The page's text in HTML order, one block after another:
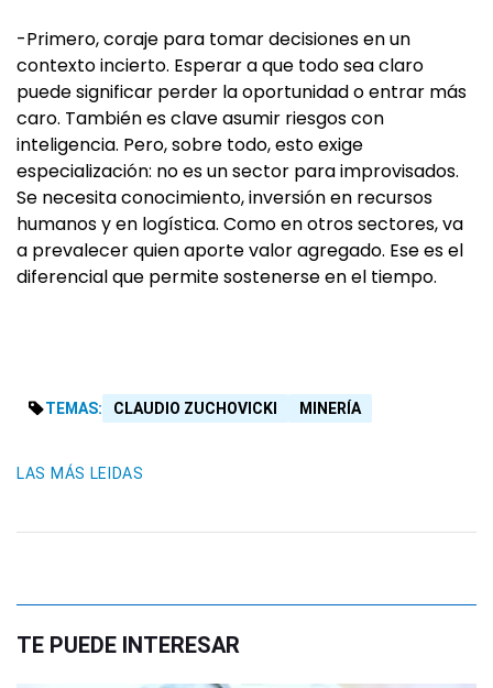
-Primero, coraje para tomar decisiones en un
contexto incierto. Esperar a que todo sea claro
puede significar perder la oportunidad o entrar más
caro. También es clave asumir riesgos con
inteligencia. Pero, sobre todo, esto exige
especialización: no es un sector para improvisados.
Se necesita conocimiento, inversión en recursos
humanos y en logística. Como en otros sectores, va
a prevalecer quien aporte valor agregado. Ese es el
diferencial que permite sostenerse en el tiempo.
TEMAS: CLAUDIO ZUCHOVICKI MINERÍA
LAS MÁS LEIDAS
TE PUEDE INTERESAR